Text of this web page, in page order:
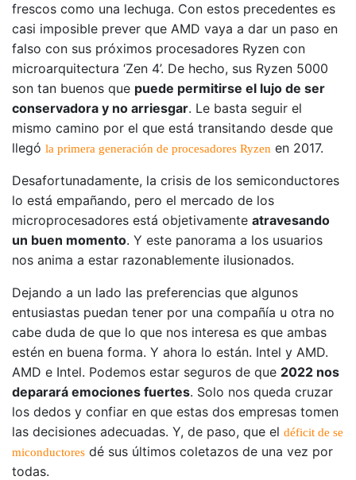
frescos como una lechuga. Con estos precedentes es
casi imposible prever que AMD vaya a dar un paso en
falso con sus próximos procesadores Ryzen con
microarquitectura ‘Zen 4’. De hecho, sus Ryzen 5000
son tan buenos que puede permitirse el lujo de ser
conservadora y no arriesgar. Le basta seguir el
mismo camino por el que está transitando desde que
llegó la primera generación de procesadores Ryzen en 2017.
Desafortunadamente, la crisis de los semiconductores
lo está empañando, pero el mercado de los
microprocesadores está objetivamente atravesando
un buen momento. Y este panorama a los usuarios
nos anima a estar razonablemente ilusionados.
Dejando a un lado las preferencias que algunos
entusiastas puedan tener por una compañía u otra no
cabe duda de que lo que nos interesa es que ambas
estén en buena forma. Y ahora lo están. Intel y AMD.
AMD e Intel. Podemos estar seguros de que 2022 nos
deparará emociones fuertes. Solo nos queda cruzar
los dedos y confiar en que estas dos empresas tomen
las decisiones adecuadas. Y, de paso, que el déficit de se
miconductores dé sus últimos coletazos de una vez por
todas.